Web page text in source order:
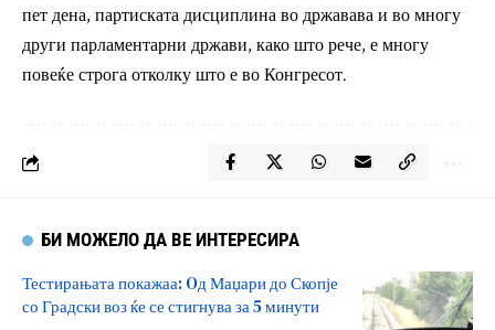
пет дена, партиската дисциплина во државава и во многу
други парламентарни држави, како што рече, е многу
повеќе строга отколку што е во Конгресот.
БИ МОЖЕЛО ДА ВЕ ИНТЕРЕСИРА
Тестирањата покажаа: Oд Маџари до Скопје
со Градски воз ќе се стигнува за 5 минути